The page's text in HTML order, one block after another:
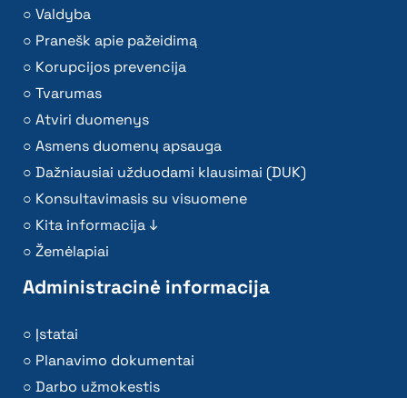
Valdyba
Pranešk apie pažeidimą
Korupcijos prevencija
Tvarumas
Atviri duomenys
Asmens duomenų apsauga
Dažniausiai užduodami klausimai (DUK)
Konsultavimasis su visuomene
Kita informacija ↓
Žemėlapiai
Administracinė informacija
Įstatai
Planavimo dokumentai
Darbo užmokestis